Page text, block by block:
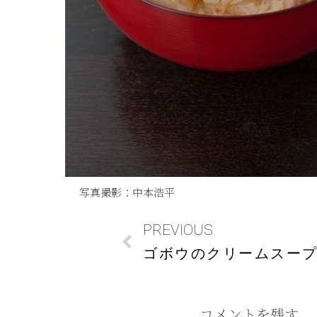
写真撮影：中本浩平
PREVIOUS
ゴボウのクリームスー